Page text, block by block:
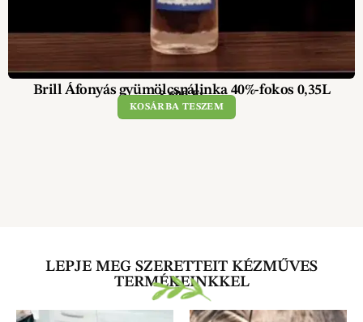
Brill Áfonyás gyümölcspálinka 40%-fokos 0,35L
8 690Ft
KOSÁRBA TESZEM
LEPJE MEG SZERETTEIT KÉZMŰVES
TERMÉKEINKKEL